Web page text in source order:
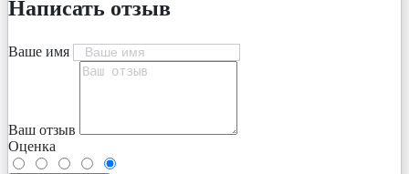
Написать отзыв
Ваше имя
Ваш отзыв
Оценка